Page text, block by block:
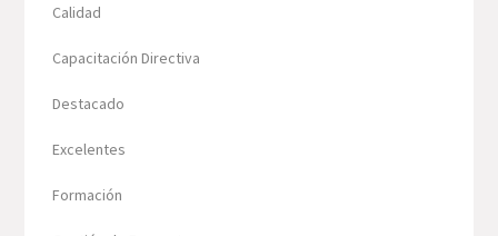
Calidad
Capacitación Directiva
Destacado
Excelentes
Formación